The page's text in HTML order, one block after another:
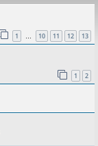
1 … 10 11 12 13
1 2